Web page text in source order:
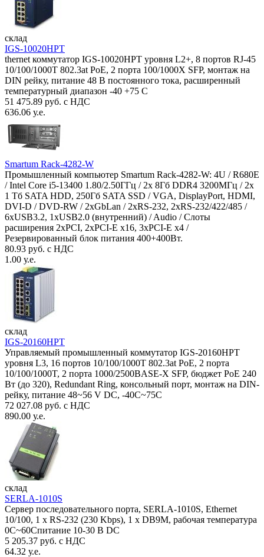
склад
IGS-10020HPT
thernet коммутатор IGS-10020HPT уровня L2+, 8 портов RJ-45
10/100/1000T 802.3at PoE, 2 порта 100/1000X SFP, монтаж на
DIN рейку, питание 48 В постоянного тока, расширенный
температурный диапазон -40 +75 С
51 475.89 руб. с НДС
636.06 у.е.
Smartum Rack-4282-W
Промышленный компьютер Smartum Rack-4282-W: 4U / R680E
/ Intel Core i5-13400 1.80/2.50ГГц / 2x 8Гб DDR4 3200МГц / 2x
1 Тб SATA HDD, 250Гб SATA SSD / VGA, DisplayPort, HDMI,
DVI-D / DVD-RW / 2xGbLan / 2xRS-232, 2xRS-232/422/485 /
6xUSB3.2, 1xUSB2.0 (внутренний) / Audio / Слоты
расширения 2xPCI, 2xPCI-E x16, 3xPCI-E x4 /
Резервированный блок питания 400+400Вт.
80.93 руб. с НДС
1.00 у.е.
склад
IGS-20160HPT
Управляемый промышленный коммутатор IGS-20160HPT
уровня L3, 16 портов 10/100/1000T 802.3at PoE, 2 порта
10/100/1000T, 2 порта 1000/2500BASE-X SFP, бюджет PoE 240
Вт (до 320), Redundant Ring, консольный порт, монтаж на DIN-
рейку, питание 48~56 V DC, -40С~75C
72 027.08 руб. с НДС
890.00 у.е.
склад
SERLA-1010S
Сервер последовательного порта, SERLA-1010S, Ethernet
10/100, 1 x RS-232 (230 Kbps), 1 x DB9M, рабочая температура
0C~60Спитание 10-30 В DC
5 205.37 руб. с НДС
64.32 у.е.